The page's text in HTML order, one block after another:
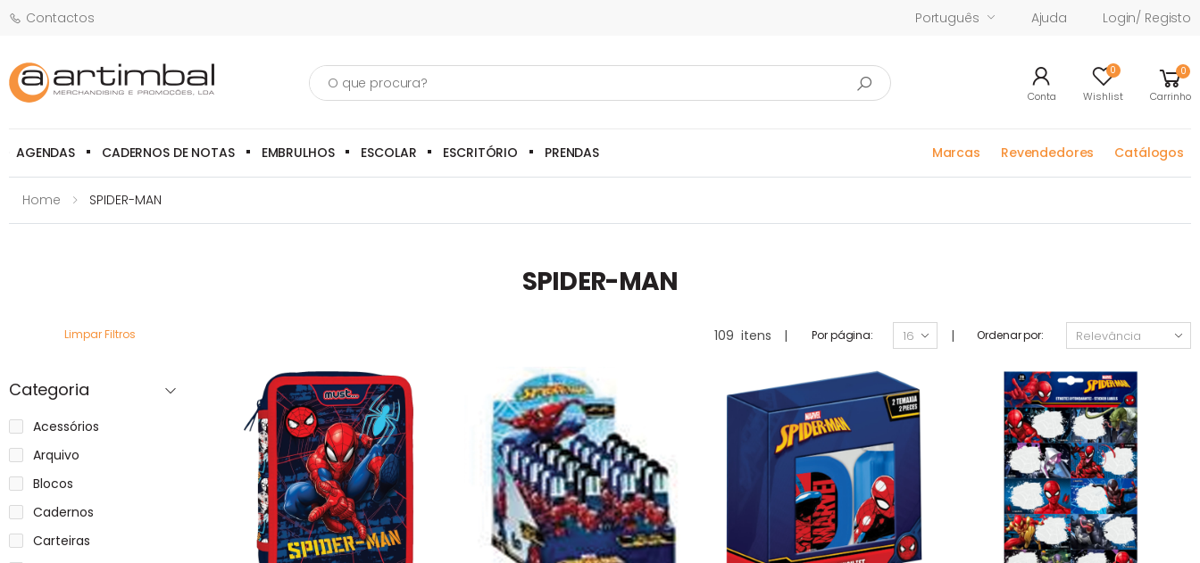
Contactos Português Ajuda Login/ Registo
Pesquisa
Conta
0
Wishlist
0
Carrinho
AGENDAS CADERNOS DE NOTAS EMBRULHOS ESCOLAR ESCRITÓRIO PRENDAS Marcas Revendedores Catálogos
Home SPIDER-MAN
SPIDER-MAN
109 itens | Por página: | Ordenar por:
Limpar Filtros
Categoria
Acessórios
Arquivo
Blocos
Cadernos
Carteiras